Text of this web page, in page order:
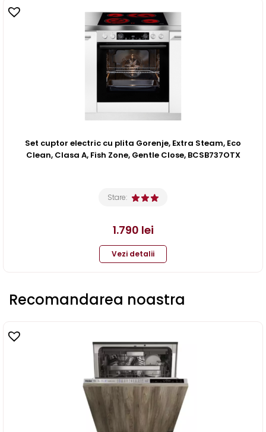
Set cuptor electric cu plita Gorenje, Extra Steam, Eco
Clean, Clasa A, Fish Zone, Gentle Close, BCSB737OTX
Stare:
1.790 lei
Vezi detalii
Recomandarea noastra